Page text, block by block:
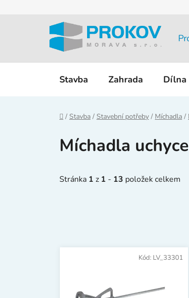
Stavba Zahrada Dílna
Domů
/ Stavba / Stavební potřeby / Míchadla /
Míchadla
Stránka 1 z 1 - 13 položek celkem
V
Kód: LV_33301